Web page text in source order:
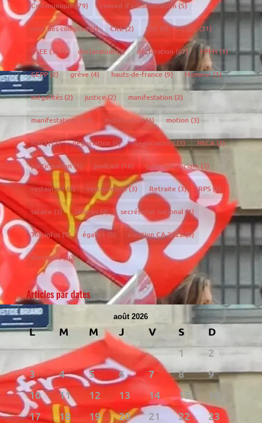
Communiqué(79) conseil d'administration(5)
cour des comptes(2) CRE(2) CSE(9) CSEC(31)
CSEE(157) declaration(5) déclaration(67) EPFH(1)
GEPP(2) grève(4) hauts-de-france(9) Humeur(1)
inégalités(2) justice(2) manifestation (2)
manifestations(24) mobilisation(3) motion (3)
NAO(17) négociation(6) Négociations(3) PACA(2)
participation(1) podcast(18) politique sociale(3)
restaurant(3) restauration(3) Retraite(3) RPS(2)
salaire (3) salaires(4) secrétariat national(1)
Top infos(5) égalité(5) élection CA 2022(3)
élections(20)
Articles par dates
août 2026
L M M J V S
D
1
2
3
4 5 6 7 8
9
10
11 12 13 14 15
16
17
18 19 20 21 22
23